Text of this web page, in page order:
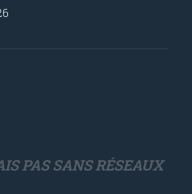
PAS SANS RÉSEAUX